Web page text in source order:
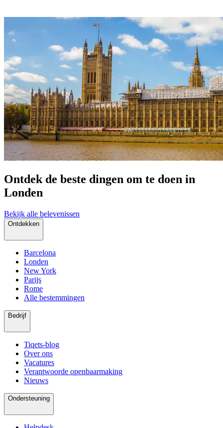
Ontdek de beste dingen om te doen in
Londen
Bekijk alle belevenissen
Ontdekken
Barcelona
Londen
New York
Parijs
Rome
Alle bestemmingen
Bedrijf
Tiqets-blog
Over ons
Vacatures
Verantwoorde openbaarmaking
Nieuws
Ondersteuning